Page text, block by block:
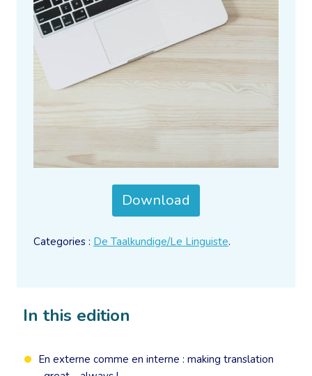
In this edition
En externe comme en interne : making translation
Download
Categories : De Taalkundige/Le Linguiste.